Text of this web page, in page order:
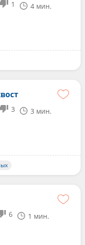
1 4 мин.
3 3 мин.
6 1 мин.